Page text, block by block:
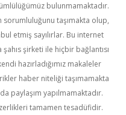
bulunmamaktadır.
sorumluluğunu taşımakta olup,
etmiş sayılırlar. Bu internet
şirketi ile hiçbir bağlantısı
hazırladığımız makaleler
haber niteliği taşımamakta
paylaşım yapılmamaktadır.
tamamen tesadüfidir.